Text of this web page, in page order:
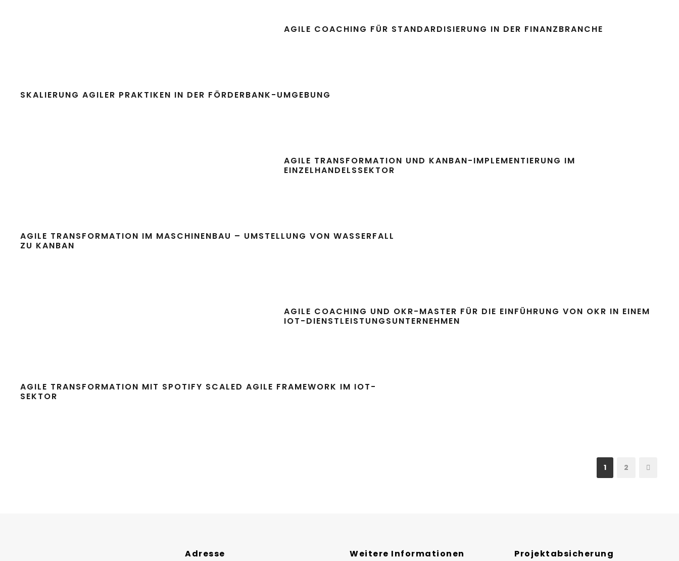
AGILE COACHING FÜR STANDARDISIERUNG IN DER FINANZBRANCHE
SKALIERUNG AGILER PRAKTIKEN IN DER FÖRDERBANK-UMGEBUNG
AGILE TRANSFORMATION UND KANBAN-IMPLEMENTIERUNG IM
EINZELHANDELSSEKTOR
AGILE TRANSFORMATION IM MASCHINENBAU – UMSTELLUNG VON WASSERFALL
ZU KANBAN
AGILE COACHING UND OKR-MASTER FÜR DIE EINFÜHRUNG VON OKR IN EINEM
IOT-DIENSTLEISTUNGSUNTERNEHMEN
AGILE TRANSFORMATION MIT SPOTIFY SCALED AGILE FRAMEWORK IM IOT-
SEKTOR
1 2
Adresse Weitere Informationen Projektabsicherung